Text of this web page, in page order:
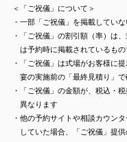
＜「ご祝儀」について＞
・一部「ご祝儀」を掲載してい
・「ご祝儀」の割引額（率）は
は予約時に掲載されているもの
・「ご祝儀」は式場がお客様に
宴の実施前の「最終見積り」
・「ご祝儀」の金額が、税込・
異なります
・他の予約サイトや相談カウン
していた場合、「ご祝儀」提